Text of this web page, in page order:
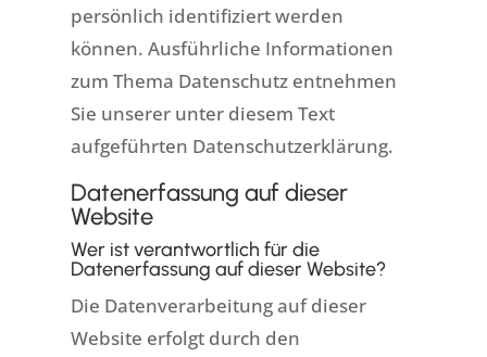
persönlich identifiziert werden
können. Ausführliche Informationen
zum Thema Datenschutz entnehmen
Sie unserer unter diesem Text
aufgeführten Datenschutzerklärung.
Datenerfassung auf dieser
Website
Wer ist verantwortlich für die
Datenerfassung auf dieser Website?
Die Datenverarbeitung auf dieser
Website erfolgt durch den